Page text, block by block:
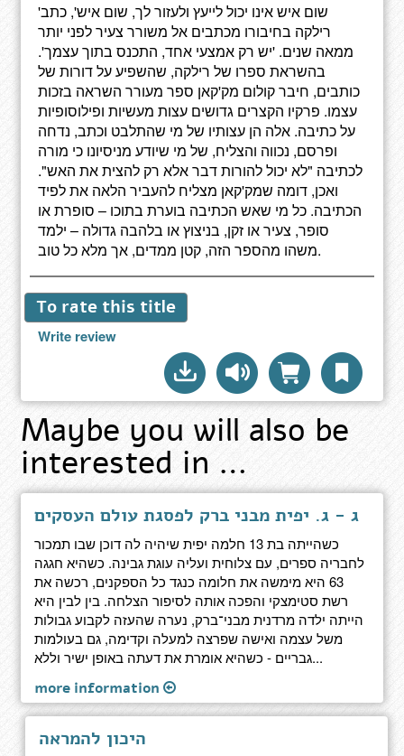
'שום איש אינו יכול לייעץ ולעזור לך, שום איש', כתב
רילקה בחיבורו מכתבים אל משורר צעיר לפני יותר
ממאה שנים. 'יש רק אמצעי אחד, התכנס בתוך עצמך'.
בהשראת ספרו של רילקה, שהשפיע על דורות של
כותבים, חיבר קולום מק'קאן ספר מעורר השראה בזכות
עצמו. פרקיו הקצרים גדושים עצות מעשיות ופילוסופיות
על כתיבה. אלה הן עצותיו של מי שהתלבט וכתב, נדחה
ופרסם, נכווה והצליח, של מי שיודע מניסיונו כי מורה
לכתיבה "לא יכול להורות דבר אלא רק להצית את האש".
ואכן, דומה שמק'קאן מצליח להעביר הלאה את לפיד
הכתיבה. כל מי שאש הכתיבה בוערת בתוכו – סופרת או
סופר, צעיר או זקן, בניצוץ או בלהבה גדולה – ילמד
משהו מהספר הזה, קטן ממדים, אך מלא כל טוב.
To rate this title
Write review
Maybe you will also be
interested in …
ג - ג. יפית מבני ברק לפסגת עולם העסקים
כשהייתה בת 13 חלמה יפית שיהיה לה דוכן שבו תמכור
לחבריה ספרים, עם צלוחית ועליה עוגת גבינה. כשהיא חגגה
63 היא מימשה את חלומה כנגד כל הספקנים, רכשה את
רשת סטימצקי והפכה אותה לסיפור הצלחה. בין לבין היא
הייתה ילדה מרדנית מבני־ברק, נערה שהעזה לקבוע גבולות
משל עצמה ואישה שפרצה למעלה וקדימה, גם בעולמות
גבריים - כשהיא אומרת את דעתה באופן ישיר וללא...
more information
היכון להמראה